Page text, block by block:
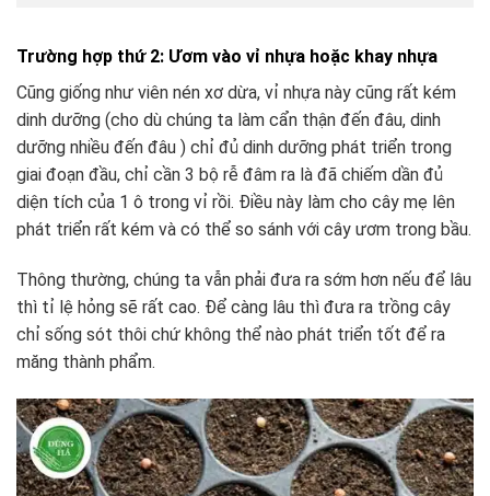
️Trường hợp thứ 2: Ươm vào vỉ nhựa hoặc khay nhựa
Cũng giống như viên nén xơ dừa, vỉ nhựa này cũng rất kém
dinh dưỡng (cho dù chúng ta làm cẩn thận đến đâu, dinh
dưỡng nhiều đến đâu ) chỉ đủ dinh dưỡng phát triển trong
giai đoạn đầu, chỉ cần 3 bộ rễ đâm ra là đã chiếm dần đủ
diện tích của 1 ô trong vỉ rồi. Điều này làm cho cây mẹ lên
phát triển rất kém và có thể so sánh với cây ươm trong bầu.
Thông thường, chúng ta vẫn phải đưa ra sớm hơn nếu để lâu
thì tỉ lệ hỏng sẽ rất cao. Để càng lâu thì đưa ra trồng cây
chỉ sống sót thôi chứ không thể nào phát triển tốt để ra
măng thành phẩm.